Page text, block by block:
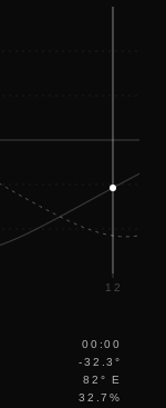
12
00:00
-32.3°
82° E
32.7%